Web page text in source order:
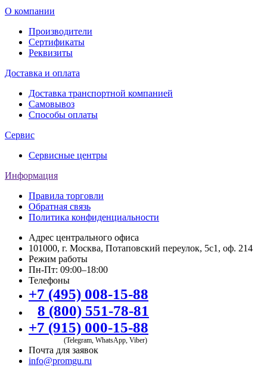
О компании
Производители
Сертификаты
Реквизиты
Доставка и оплата
Доставка транспортной компанией
Самовывоз
Способы оплаты
Сервис
Сервисные центры
Информация
Правила торговли
Обратная связь
Политика конфиденциальности
Адрес центрального офиса
101000, г. Москва, Потаповский переулок, 5с1, оф. 214
Режим работы
Пн-Пт: 09:00–18:00
Телефоны
+7 (495) 008-15-88
8 (800) 551-78-81
+7 (915) 000-15-88
(Telegram, WhatsApp, Viber)
Почта для заявок
info@promgu.ru